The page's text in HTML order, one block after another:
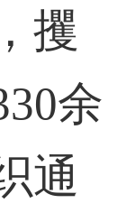
攫
余
通